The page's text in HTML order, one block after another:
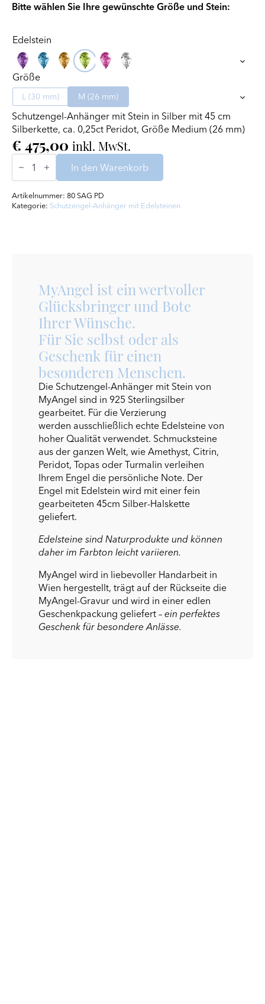
Bitte wählen Sie Ihre gewünschte Größe und Stein:
Edelstein
Größe
L (30 mm) M (26 mm)
Schutzengel-Anhänger mit Stein in Silber mit 45 cm
Silberkette, ca. 0,25ct Peridot, Größe Medium (26 mm)
€ 475,00 inkl. MwSt.
Schutzengel-
Anhänger
mit
in Silber
Menge
In den Warenkorb
Artikelnummer: 80 SAG PD
Kategorie: Schutzengel-Anhänger mit Edelsteinen
MyAngel ist ein wertvoller
Glücksbringer und Bote
Ihrer Wünsche.
Für Sie selbst oder als
Geschenk für einen
besonderen Menschen.
Die Schutzengel-Anhänger mit Stein von
MyAngel sind in 925 Sterlingsilber
gearbeitet. Für die Verzierung
werden ausschließlich echte Edelsteine von
hoher Qualität verwendet. Schmucksteine
aus der ganzen Welt, wie Amethyst, Citrin,
Peridot, Topas oder Turmalin verleihen
Ihrem Engel die persönliche Note. Der
Engel mit Edelstein wird mit einer fein
gearbeiteten 45cm Silber-Halskette
geliefert.
Edelsteine sind Naturprodukte und können
daher im Farbton leicht variieren.
MyAngel wird in liebevoller Handarbeit in
Wien hergestellt, trägt auf der Rückseite die
MyAngel-Gravur und wird in einer edlen
Geschenkpackung geliefert – ein perfektes
Geschenk für besondere Anlässe.